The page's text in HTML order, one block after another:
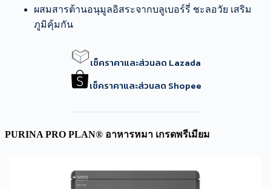
ผสมสารต้านอนุมูลอิสระจากบลูเบอร์รี่ ชะลอวัย เสริม
ภูมิคุ้มกัน
เช็คราคาและส่วนลด Lazada
เช็คราคาและส่วนลด Shopee
PURINA PRO PLAN® อาหารหมา เกรดพรีเมียม